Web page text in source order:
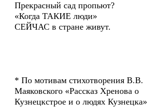
Прекрасный сад пропьют?
«Когда ТАКИЕ люди»
СЕЙЧАС в стране живут.
* По мотивам стихотворения В.В.
Маяковского «Рассказ Хренова о
Кузнецкстрое и о людях Кузнецка»